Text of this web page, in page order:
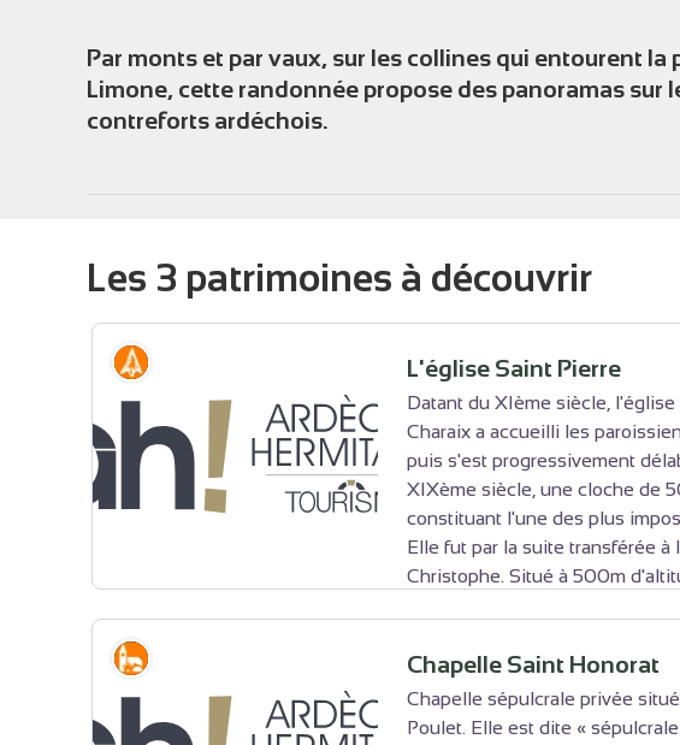
Par monts et par vaux, sur les collines qui entourent la
Limone, cette randonnée propose des panoramas sur
contreforts ardéchois.
Les 3 patrimoines à découvrir
Voir l'image en plein écran
L'église Saint Pierre
Datant du XIème siècle, l'église
Charaix a accueilli les
puis s'est progressivement
XIXème siècle, une cloche de
constituant l'une des plus
Elle fut par la suite transférée à
Christophe. Situé à 500m
passé, à la Saint Pierre, les paroissiens s'y rendaient en
bénédiction. La rénovation du site est en cours, l'accès peut être
Chapelle Saint Honorat
Chapelle sépulcrale privée
Poulet. Elle est dite «